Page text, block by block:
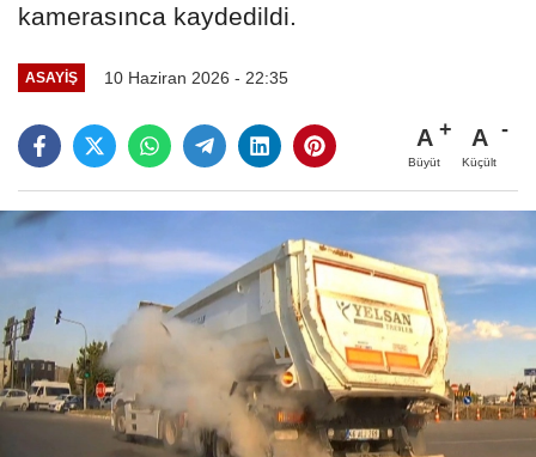
kamerasınca kaydedildi.
ASAYİŞ 10 Haziran 2026 - 22:35
A
Büyüt
A
Küçült